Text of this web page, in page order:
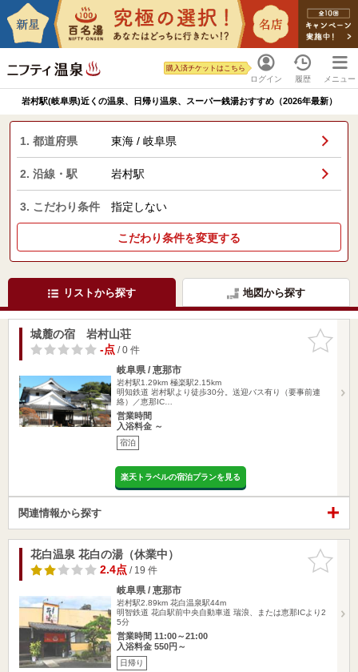
ログイン
購入済チケットはこちら
履歴 メニュー
岩村駅(岐阜県)近くの温泉、日帰り温泉、スーパー銭湯おすすめ（2026年最新）
1. 都道府県 東海 / 岐阜県
2. 沿線・駅 岩村駅
3. こだわり条件 指定しない
こだわり条件を変更する
リストから探す 地図から探す
お気に入
りに追加
城麓の宿 岩村山荘
-点/ 0 件
岐阜県 / 恵那市
岩村駅1.29km 極楽駅2.15km
明知鉄道 岩村駅より徒歩30分。送迎バス有り（要事前連
絡）／恵那IC…
営業時間
入浴料金 ～
宿泊
楽天トラベルの宿泊プランを見る
関連情報から探す
お気に入
りに追加
花白温泉 花白の湯（休業中）
2.4点/ 19 件
岐阜県 / 恵那市
岩村駅2.89km 花白温泉駅44m
明智鉄道 花白駅前中央自動車道 瑞浪、または恵那ICより2
5分
営業時間 11:00～21:00
入浴料金 550円～
日帰り